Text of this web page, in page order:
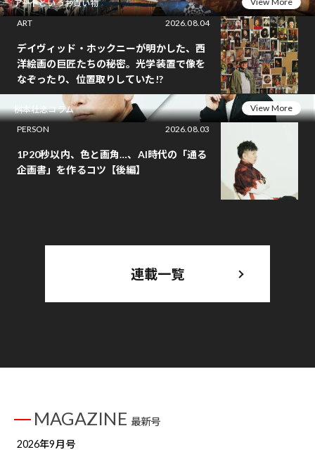
アートというお買い物
ART
2026.08.04
デイヴィッド・ホックニーが明かした、西
洋絵画の巨匠たちの秘密。光学装置で像を
なぞったり、位置取りしていた!?
桝本壮志コラム
View More
PERSON
2026.08.03
1P20秒以内、色と画角…、AI時代の「通る
企画書」を作るコツ【後編】
連載一覧
MAGAZINE 最新号
2026年9月号